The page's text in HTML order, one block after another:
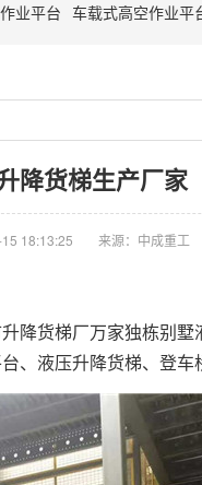
业平台 车载式高空作业平
降货梯生产厂家
18:13:25 来源：中成重工
货梯厂万家独栋别墅
、液压升降货梯、 登车